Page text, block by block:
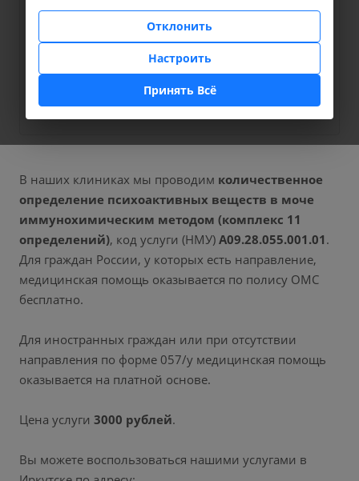
ближайшее время и ответим
на все интересующие
Заказать услугу
В наших клиниках мы проводим количественное
определение психоактивных веществ в моче
иммунохимическим методом (комплекс 11
определений), код услуги (НМУ) A09.28.055.001.01 .
Для граждан России, у которых есть направление,
медицинская помощь оказывается по полису ОМС
бесплатно.
Для иностранных граждан или при отсутствии
направления по форме 057/у медицинская помощь
оказывается на платной основе.
Цена услуги 3000 рублей.
Вы можете воспользоваться нашими услугами в
Отклонить
Настроить
Принять Всё